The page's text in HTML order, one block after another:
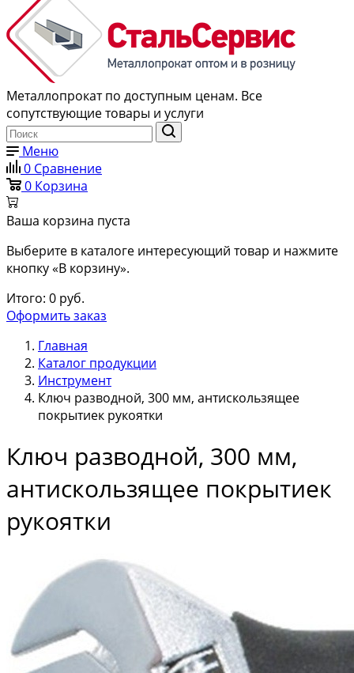
Металлопрокат по доступным ценам. Все
сопутствующие товары и услуги
Меню
0 Сравнение
0 Корзина
Ваша корзина пуста
Выберите в каталоге интересующий товар и нажмите
кнопку «В корзину».
Итого: 0 руб.
Оформить заказ
Главная
Каталог продукции
Инструмент
Ключ разводной, 300 мм, антискользящее
покрытиек рукоятки
Ключ разводной, 300 мм,
антискользящее покрытиек
рукоятки